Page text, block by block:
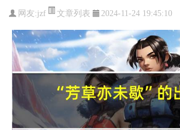
网友:jzf 文章列表 2024-11-24 19:45:10